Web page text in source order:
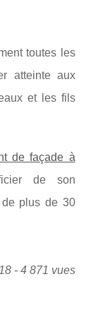
toutes les
atteinte aux
et les fils
de façade à
de son
de plus de 30
- 4 871 vues